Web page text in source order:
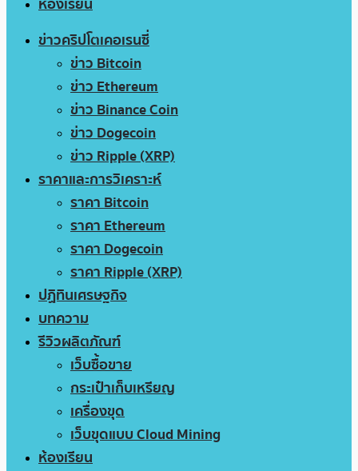
ข่าวคริปโตเคอเรนซี่
ข่าว Bitcoin
ข่าว Ethereum
ข่าว Binance Coin
ข่าว Dogecoin
ข่าว Ripple (XRP)
ราคาและการวิเคราะห์
ราคา Bitcoin
ราคา Ethereum
ราคา Dogecoin
ราคา Ripple (XRP)
ปฏิทินเศรษฐกิจ
บทความ
รีวิวผลิตภัณฑ์
เว็บซื้อขาย
กระเป๋าเก็บเหรียญ
เครื่องขุด
เว็บขุดแบบ Cloud Mining
ห้องเรียน